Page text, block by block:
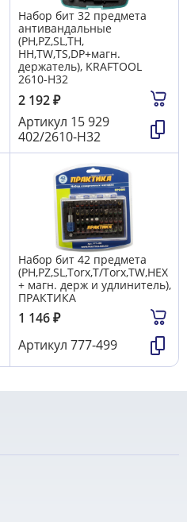
Набор бит 32 предмета
антивандальные
(PH,PZ,SL,TH,
HH,TW,TS,DP+магн.
держатель), KRAFTOOL
2610-Н32
2 192₽
Артикул 15 929
402/2610-Н32
Набор бит 42 предмета
(PH,PZ,SL,Torx,T/Torx,TW,HEX
+ магн. держ и удлинитель),
ПРАКТИКА
1 146₽
Артикул 777-499